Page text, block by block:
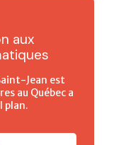
aux
Jean est
au Québec a
plan.